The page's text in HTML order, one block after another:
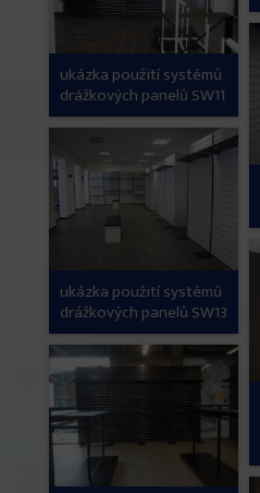
ukázka použití systémů
drážkových panelů SW11
ukázka použití systémů
drážkových panelů SW13